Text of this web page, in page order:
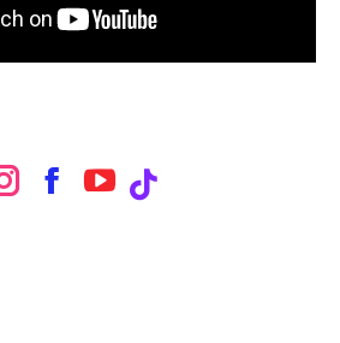
Instagram
Facebook